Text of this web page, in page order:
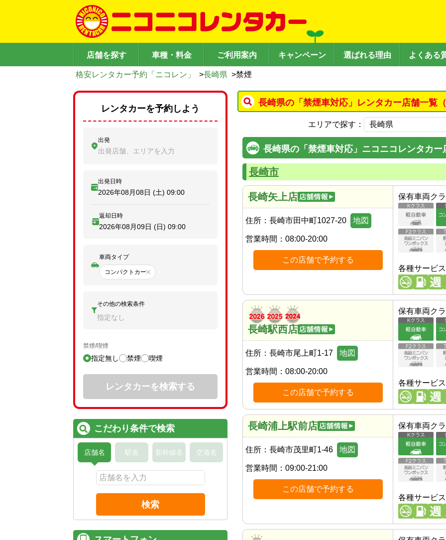
店舗を探す 車種・料金 ご利用案内 キャンペーン 選ばれる理由 よくある
格安レンタカー予約「ニコレン」 >長崎県 >禁煙
長崎県の「禁煙車対応」レンタカー店舗一覧
エリアで探す：
長崎県の「禁煙車対応」ニコニコレンタカー
長崎市
長崎矢上店
住所： 長崎市田中町1027-20 地図
営業時間： 08:00-20:00
この店舗で予約する
保有車両ク
各種サービス
長崎駅西店
住所： 長崎市尾上町1-17 地図
営業時間： 08:00-20:00
この店舗で予約する
保有車両ク
各種サービス
長崎浦上駅前店
住所： 長崎市茂里町1-46 地図
営業時間： 09:00-21:00
この店舗で予約する
保有車両ク
各種サービス
レンタカーを予約しよう
出発
出発店舗、エリアを入力
出発日時
2026年08月08日 (土) 09:00
返却日時
2026年08月09日 (日) 09:00
車両タイプ
コンパクトカー
その他の検索条件
指定なし
禁煙/喫煙
指定無し 禁煙 喫煙
レンタカーを検索する
こだわり条件で検索
店舗名 駅名 新幹線名 空港名
検索